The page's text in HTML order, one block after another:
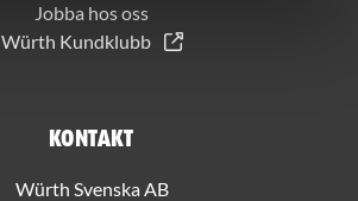
Jobba hos oss
Würth Kundklubb
Kontakt
Würth Svenska AB